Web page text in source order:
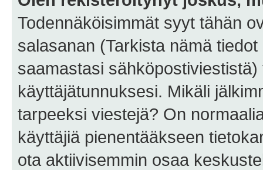
Todennäköisimmät syyt tähän
salasanan (Tarkista nämä
saamastasi
käyttäjätunnuksesi. Mikäli
tarpeeksi viestejä? On
käyttäjiä pienentääkseen
ota aktiivisemmin osaa